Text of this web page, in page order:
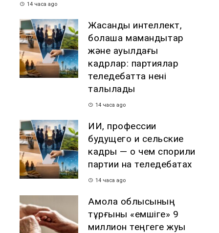
14 часа ago
Жасанды интеллект,
болашақ мамандықтар
және ауылдағы
кадрлар: партиялар
теледебатта нені
талқылады
14 часа ago
ИИ, профессии
будущего и сельские
кадры — о чем спорили
партии на теледебатах
14 часа ago
Ақмола облысының
тұрғыны «емшіге» 9
миллион теңгеге жуық